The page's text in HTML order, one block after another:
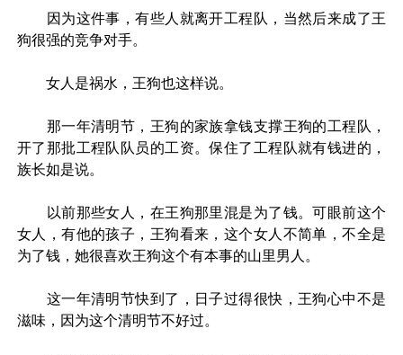
因为这件事，有些人就离开工程队，当然后来成了王
狗很强的竞争对手。
女人是祸水，王狗也这样说。
那一年清明节，王狗的家族拿钱支撑王狗的工程队，
开了那批工程队队员的工资。保住了工程队就有钱进的，
族长如是说。
以前那些女人，在王狗那里混是为了钱。可眼前这个
女人，有他的孩子，王狗看来，这个女人不简单，不全是
为了钱，她很喜欢王狗这个有本事的山里男人。
这一年清明节快到了，日子过得很快，王狗心中不是
滋味，因为这个清明节不好过。